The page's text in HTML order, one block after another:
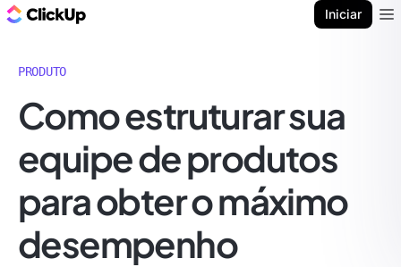
Iniciar
PRODUTO
Como estruturar sua
equipe de produtos
para obter o máximo
desempenho